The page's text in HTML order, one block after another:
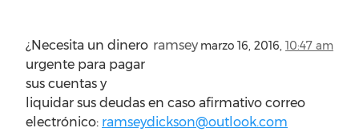
ramsey marzo 16, 2016, 10:47 am
¿Necesita un dinero
urgente para pagar
sus cuentas y
liquidar sus deudas en caso afirmativo correo
electrónico: ramseydickson@outlook.com